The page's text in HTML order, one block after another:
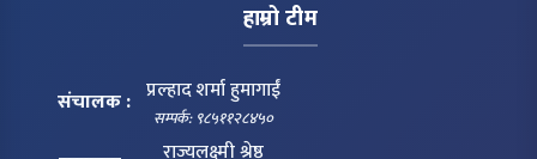
हाम्रो टीम
संचालक : प्रल्हाद शर्मा हुमागाईं
सम्पर्क: ९८५११२८४५०
राज्यलक्ष्मी श्रेष्ठ